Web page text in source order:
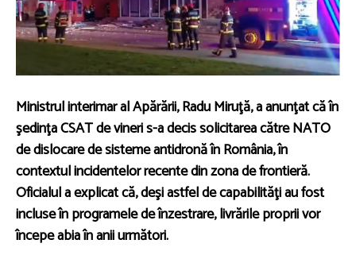
Ministrul interimar al Apărării,Radu Miruţă, a anunţat că în
şedinţa CSAT de vineri s-a decis solicitarea către NATO
de dislocare de sisteme antidronă în România, în
contextul incidentelor recente din zona de frontieră.
Oficialul a explicat că, deşi astfel de capabilităţi au fost
incluse în programele de înzestrare, livrările proprii vor
începe abia în anii următori.